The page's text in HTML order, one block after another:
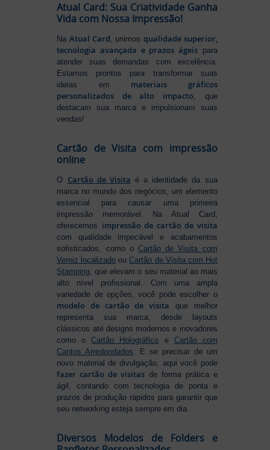
Atual Card: Sua Criatividade Ganha
Vida com Nossa Impressão!
Na Atual Card, unimos qualidade superior,
tecnologia avançada e prazos ágeispara
atender suas demandas com excelência.
Estamos prontos para transformar suas
ideias em materiais gráficos
personalizados de alto impacto, que
destacam sua marca e impulsionam suas
vendas!
Cartão de Visita com impressão
online
O Cartão de Visita é a identidade da sua
marca no mundo dos negócios, um elemento
essencial para causar uma primeira
impressão memorável. Na Atual Card,
oferecemos impressão de cartão de visita
com qualidade impecável e acabamentos
sofisticados, como o Cartão de Visita com
Verniz localizado ouCartão de Visita com Hot
Stamping , que elevam o seu material ao mais
alto nível profissional. Com uma ampla
variedade de opções, você pode escolher o
modelo de cartão de visita que melhor
representa sua marca, desde layouts
clássicos até designs modernos e inovadores
como oCartão Holográfico e Cartão com
Cantos Arredondados . E se precisar de um
novo material de divulgação, aqui você pode
fazer cartão de visitas de forma prática e
ágil, contando com tecnologia de ponta e
prazos de produção rápidos para garantir que
seu networking esteja sempre em dia.
Diversos Modelos de Folders e